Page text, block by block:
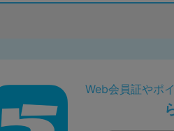
Web会員証やポ